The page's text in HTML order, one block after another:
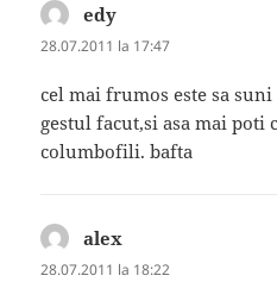
edy
28.07.2011 la 17:47
cel mai frumos este sa
gestul facut,si asa mai poti
columbofili. bafta
alex
28.07.2011 la 18:22